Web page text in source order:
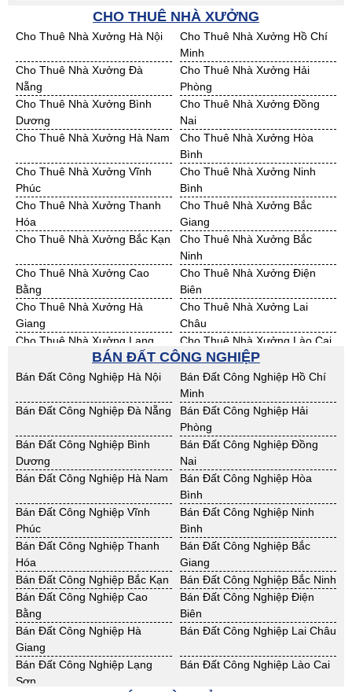
Bán Đất KCN Nghệ An
Bán Đất KCN Ninh Thuận
Bán Đất KCN Phú Yên
Bán Đất KCN Quảng Bình
Bán Đất KCN Quảng Nam
Bán Đất KCN Quảng Ngãi
Bán Đất KCN Bà Rịa - VT
Bán Đất KCN Cần Thơ
Bán Đất KCN An Giang
Bán Đất KCN Bạc Liêu
Bán Đất KCN Bến Tre
Bán Đất KCN Bình Phước
Bán Đất KCN Cà Mau
Bán Đất KCN Đồng Tháp
Bán Đất KCN Hậu Giang
Bán Đất KCN Kiên Giang
Bán Đất KCN Long An
Bán Đất KCN Sóc Trăng
Bán Đất KCN Tây Ninh
Bán Đất KCN Tiền Giang
Bán Đất KCN Trà Vinh
Bán Đất KCN Vĩnh Long
Bán Đất KCN Hải Dương
Bán Đất KCN Hưng Yên
Bán Đất KCN Quảng Ninh
CHO THUÊ NHÀ XƯỞNG
Cho Thuê Nhà Xưởng Hà Nội
Cho Thuê Nhà Xưởng Hồ Chí
Minh
Cho Thuê Nhà Xưởng Đà
Nẵng
Cho Thuê Nhà Xưởng Hải
Phòng
Cho Thuê Nhà Xưởng Bình
Dương
Cho Thuê Nhà Xưởng Đồng
Nai
Cho Thuê Nhà Xưởng Hà Nam
Cho Thuê Nhà Xưởng Hòa
Bình
Cho Thuê Nhà Xưởng Vĩnh
Phúc
Cho Thuê Nhà Xưởng Ninh
Bình
Cho Thuê Nhà Xưởng Thanh
Hóa
Cho Thuê Nhà Xưởng Bắc
Giang
Cho Thuê Nhà Xưởng Bắc Kạn
Cho Thuê Nhà Xưởng Bắc
Ninh
Cho Thuê Nhà Xưởng Cao
Bằng
Cho Thuê Nhà Xưởng Điện
Biên
Cho Thuê Nhà Xưởng Hà
Giang
Cho Thuê Nhà Xưởng Lai
Châu
Cho Thuê Nhà Xưởng Lạng
Cho Thuê Nhà Xưởng Lào Cai
Cho Thuê Nhà Xưởng Nam
Cho Thuê Nhà Xưởng Phú Thọ
Cho Thuê Nhà Xưởng Sơn La
Cho Thuê Nhà Xưởng Thái
Bình
Cho Thuê Nhà Xưởng Thái
Nguyên
Cho Thuê Nhà Xưởng Tuyên
Quang
Cho Thuê Nhà Xưởng Yên Bái
Cho Thuê Nhà Xưởng Thừa T.
Huế
Cho Thuê Nhà Xưởng Khánh
Hoà
Cho Thuê Nhà Xưởng Lâm
Đồng
Cho Thuê Nhà Xưởng Bình
Định
Cho Thuê Nhà Xưởng Bình
Thuận
Cho Thuê Nhà Xưởng Đăk
Nông
Cho Thuê Nhà Xưởng ĐắkLắk
Cho Thuê Nhà Xưởng Gia Lai
Cho Thuê Nhà Xưởng Hà Tĩnh
Cho Thuê Nhà Xưởng Kon
Tum
Cho Thuê Nhà Xưởng Nghệ An
Cho Thuê Nhà Xưởng Ninh
Thuận
Cho Thuê Nhà Xưởng Phú Yên
BÁN ĐẤT CÔNG NGHIỆP
Bán Đất Công Nghiệp Hà Nội
Bán Đất Công Nghiệp Hồ Chí
Minh
Bán Đất Công Nghiệp Đà Nẵng
Bán Đất Công Nghiệp Hải
Phòng
Bán Đất Công Nghiệp Bình
Dương
Bán Đất Công Nghiệp Đồng
Nai
Bán Đất Công Nghiệp Hà Nam
Bán Đất Công Nghiệp Hòa
Bình
Bán Đất Công Nghiệp Vĩnh
Phúc
Bán Đất Công Nghiệp Ninh
Bình
Bán Đất Công Nghiệp Thanh
Hóa
Bán Đất Công Nghiệp Bắc
Giang
Bán Đất Công Nghiệp Bắc Kạn
Bán Đất Công Nghiệp Bắc Ninh
Bán Đất Công Nghiệp Cao
Bằng
Bán Đất Công Nghiệp Điện
Biên
Bán Đất Công Nghiệp Hà
Giang
Bán Đất Công Nghiệp Lai Châu
Bán Đất Công Nghiệp Lạng
Sơn
Bán Đất Công Nghiệp Lào Cai